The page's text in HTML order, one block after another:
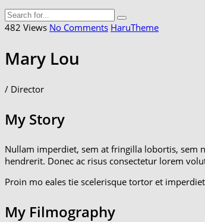
482 Views No Comments HaruTheme
Mary Lou
/ Director
My Story
Nullam imperdiet, sem at fringilla lobortis, sem
hendrerit. Donec ac risus consectetur lorem
Proin mo eales tie scelerisque tortor et
My Filmography